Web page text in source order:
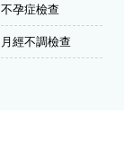
不孕症檢查
月經不調檢查